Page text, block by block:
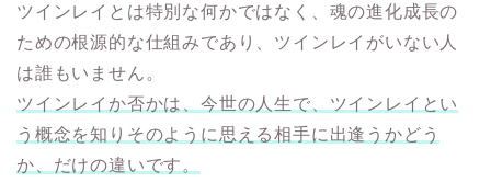
ツインレイとは特別な何かではなく、魂の進化成長の
ための根源的な仕組みであり、ツインレイがいない人
は誰もいません。
ツインレイか否かは、今世の人生で、ツインレイとい
う概念を知りそのように思える相手に出逢うかどう
か、だけの違いです。